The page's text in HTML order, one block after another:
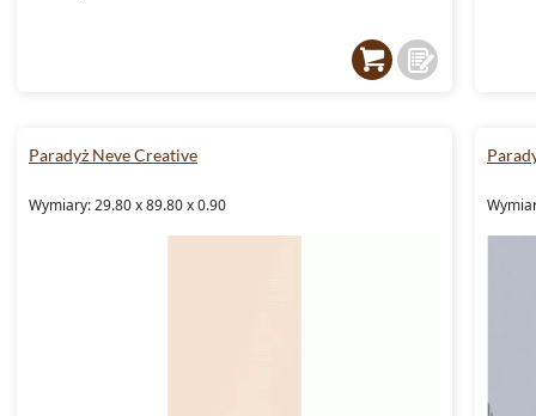
Paradyż Neve Creative
Wymiary: 29.80 x 89.80 x 0.90